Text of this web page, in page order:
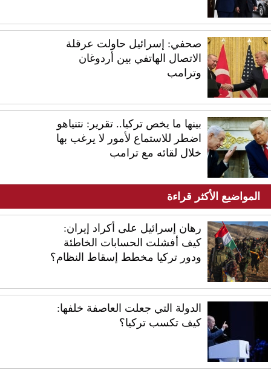
صحفي: إسرائيل حاولت عرقلة
الاتصال الهاتفي بين أردوغان
وترامب
بينها ما يخص تركيا.. تقرير: نتنياهو
اضطر للاستماع لأمور لا يرغب بها
خلال لقائه مع ترامب
المواضيع الأكثر قراءة
رهان إسرائيل على أكراد إيران:
كيف أفشلت الحسابات الخاطئة
ودور تركيا مخطط إسقاط النظام؟
الدولة التي جعلت العاصفة خلفها:
كيف تكسب تركيا؟